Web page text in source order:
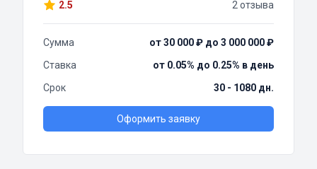
2.5 2 отзыва
Сумма
от 30 000 ₽ до 3 000 000 ₽
Ставка
от 0.05% до 0.25% в день
Срок
30 - 1080 дн.
Оформить заявку